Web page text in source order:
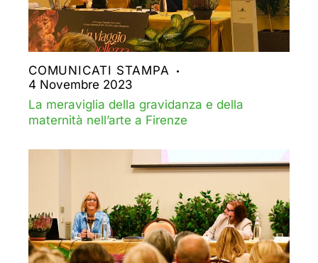
COMUNICATI STAMPA
4 Novembre 2023
La meraviglia della gravidanza e della
maternità nell’arte a Firenze